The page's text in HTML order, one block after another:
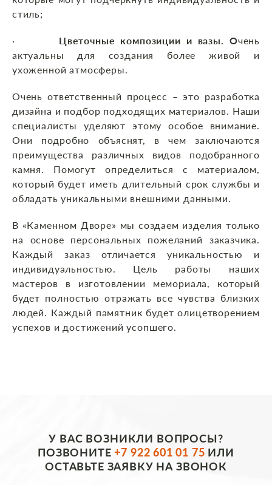
стиль;
· Цветочные композиции и вазы. Очень
актуальны для создания более живой и
ухоженной атмосферы.
Очень ответственный процесс – это разработка
дизайна и подбор подходящих материалов. Наши
специалисты уделяют этому особое внимание.
Они подробно объяснят, в чем заключаются
преимущества различных видов подобранного
камня. Помогут определиться с материалом,
который будет иметь длительный срок службы и
обладать уникальными внешними данными.
В «Каменном Дворе» мы создаем изделия только
на основе персональных пожеланий заказчика.
Каждый заказ отличается уникальностью и
индивидуальностью. Цель работы наших
мастеров в изготовлении мемориала, который
будет полностью отражать все чувства близких
людей. Каждый памятник будет олицетворением
успехов и достижений усопшего.
У ВАС ВОЗНИКЛИ ВОПРОСЫ?
ПОЗВОНИТЕ+7 922 601 01 75 ИЛИ
ОСТАВЬТЕ ЗАЯВКУ НА ЗВОНОК